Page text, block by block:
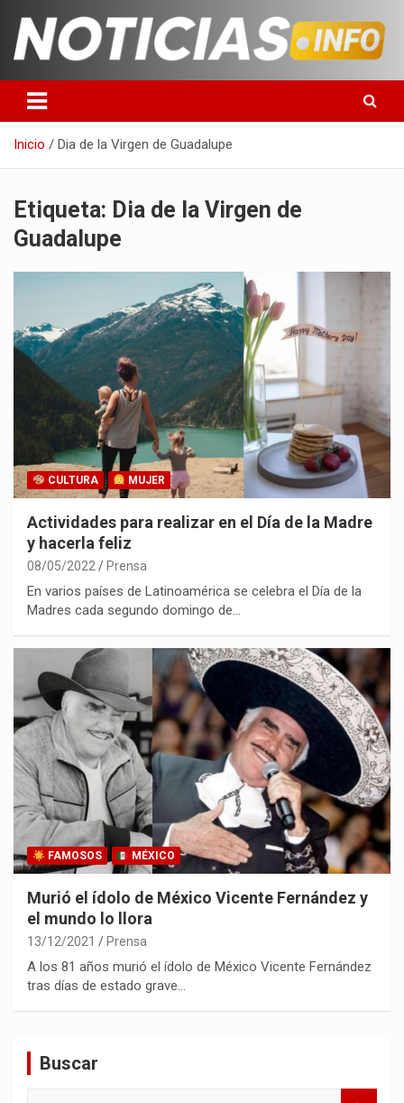
contenido
Noticias en español
Inicio Dia de la Virgen de Guadalupe
Etiqueta: Dia de la Virgen de
Guadalupe
CULTURA MUJER
Actividades para realizar en el Día de la Madre
y hacerla feliz
08/05/2022 Prensa
En varios países de Latinoamérica se celebra el Día de la
Madres cada segundo domingo de…
FAMOSOS MÉXICO
Murió el ídolo de México Vicente Fernández y
el mundo lo llora
13/12/2021 Prensa
A los 81 años murió el ídolo de México Vicente Fernández
tras días de estado grave…
Buscar